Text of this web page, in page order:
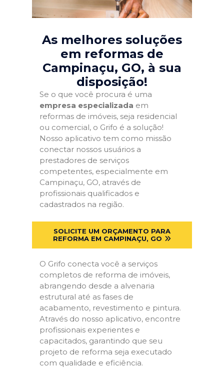
As melhores soluções
em reformas de
Campinaçu, GO, à sua
disposição!
Se o que você procura é uma
empresa especializada em
reformas de imóveis, seja residencial
ou comercial, o Grifo é a solução!
Nosso aplicativo tem como missão
conectar nossos usuários a
prestadores de serviços
competentes, especialmente em
Campinaçu, GO, através de
profissionais qualificados e
cadastrados na região.
SOLICITE UM ORÇAMENTO PARA
REFORMA EM CAMPINAÇU, GO
O Grifo conecta você a serviços
completos de reforma de imóveis,
abrangendo desde a alvenaria
estrutural até as fases de
acabamento, revestimento e pintura.
Através do nosso aplicativo, encontre
profissionais experientes e
capacitados, garantindo que seu
projeto de reforma seja executado
com qualidade e eficiência.